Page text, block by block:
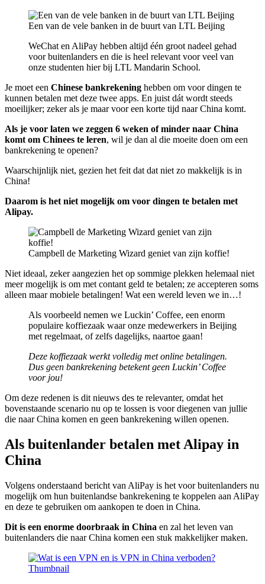
Een van de vele banken in de buurt van LTL Beijing
WeChat en AliPay hebben altijd één groot nadeel gehad
voor buitenlanders en die is heel relevant voor veel van
onze studenten hier bij LTL Mandarin School.
Je moet een Chinese bankrekening hebben om voor dingen te
kunnen betalen met deze twee apps. En juist dát wordt steeds
moeilijker; zeker als je maar voor een korte tijd naar China komt.
Als je voor laten we zeggen 6 weken of minder naar China
komt om Chinees te leren, wil je dan al die moeite doen om een
bankrekening te openen?
Waarschijnlijk niet, gezien het feit dat dat niet zo makkelijk is in
China!
Daarom is het niet mogelijk om voor dingen te betalen met
Alipay.
Campbell de Marketing Wizard geniet van zijn koffie!
Niet ideaal, zeker aangezien het op sommige plekken helemaal niet
meer mogelijk is om met contant geld te betalen; ze accepteren soms
alleen maar mobiele betalingen! Wat een wereld leven we in…!
Als voorbeeld nemen we Luckin’ Coffee, een enorm
populaire koffiezaak waar onze medewerkers in Beijing
met regelmaat, of zelfs dagelijks, naartoe gaan!
Deze koffiezaak werkt volledig met online betalingen.
Dus geen bankrekening betekent geen Luckin’ Coffee
voor jou!
Om deze redenen is dit nieuws des te relevanter, omdat het
bovenstaande scenario nu op te lossen is voor diegenen van jullie
die naar China komen en geen bankrekening willen openen.
Als buitenlander betalen met Alipay in
China
Volgens onderstaand bericht van AliPay is het voor buitenlanders nu
mogelijk om hun buitenlandse bankrekening te koppelen aan AliPay
en deze te gebruiken om aankopen te doen in China.
Dit is een enorme doorbraak in China en zal het leven van
buitenlanders die naar China komen een stuk makkelijker maken.